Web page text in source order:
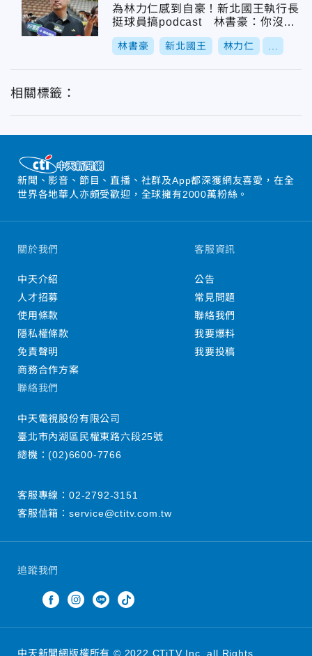
為林力仁感到自豪！新北國王執行長
挺球員搞podcast 林書豪：你沒po
dcast別想加入
林書豪 新北國王 林力仁
相關標籤：
新聞、影音、節目、直播、社群及App都深獲網友喜愛，在全
世界各地華人亦頗受歡迎，全球擁有2000萬粉絲。
追蹤我們
關於我們
中天介紹
人才招募
使用條款
隱私權條款
免責聲明
商務合作方案
客服資訊
公告
常見問題
聯絡我們
我要爆料
我要投稿
聯絡我們
中天電視股份有限公司
臺北市內湖區民權東路六段25號
總機：(02)6600-7766
客服專線： 02-2792-3151
客服信箱： service@ctitv.com.tw
中天新聞網版權所有 © 2022 CTiTV Inc. all Rights